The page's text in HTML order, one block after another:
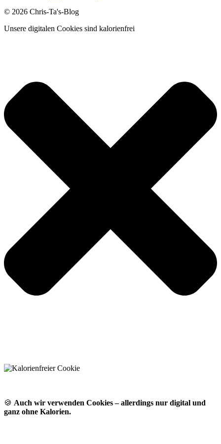
© 2026 Chris-Ta's-Blog
Unsere digitalen Cookies sind kalorienfrei
🍪 Auch wir verwenden Cookies – allerdings nur digital und
ganz ohne Kalorien.